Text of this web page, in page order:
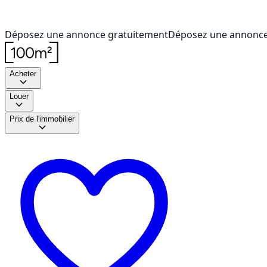
Déposez une annonce gratuitementDéposez une
Acheter
Louer
Prix de l'immobilier